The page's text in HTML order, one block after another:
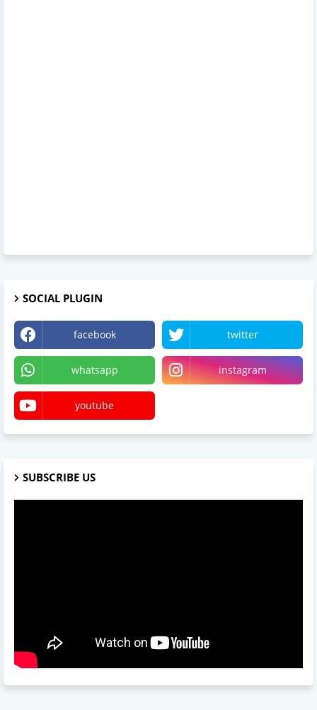
SOCIAL PLUGIN
facebook twitter
whatsapp instagram
youtube
SUBSCRIBE US